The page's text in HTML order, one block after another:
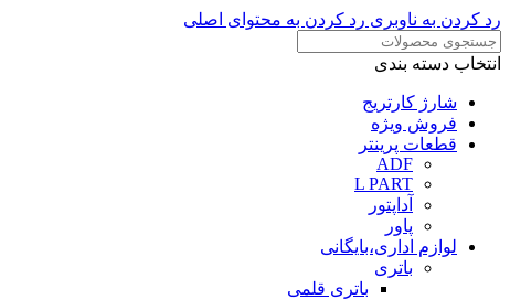
رد کردن به ناوبری رد کردن به محتوای اصلی
انتخاب دسته بندی
شارژ کارتریج
فروش ویژه
قطعات پرینتر
ADF
L PART
آداپتور
پاور
لوازم اداری،بایگانی
باتری
باتری قلمی